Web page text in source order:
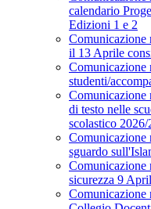
calendario
Edizioni 1 e 2
Comunicazione
il 13 Aprile
Comunicazione
studenti/
Comunicazione
di testo nelle
scolastico 2026/
Comunicazione
sguardo
Comunicazione
sicurezza 9
Comunicazione